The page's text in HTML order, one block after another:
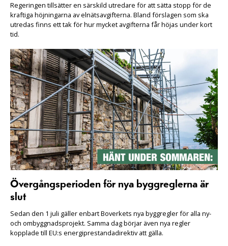
Regeringen tillsätter en särskild utredare för att sätta stopp för de
kraftiga höjningarna av elnätsavgifterna. Bland förslagen som ska
utredas finns ett tak för hur mycket avgifterna får höjas under kort
tid.
Övergångsperioden för nya byggreglerna är
slut
Sedan den 1 juli gäller enbart Boverkets nya byggregler för alla ny-
och ombyggnadsprojekt. Samma dag börjar även nya regler
kopplade till EU:s energiprestandadirektiv att gälla.